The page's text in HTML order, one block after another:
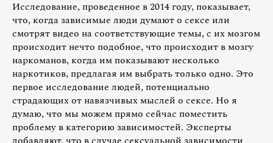
Исследование, проведенное в 2014 году, показывает,
что, когда зависимые люди думают о сексе или
смотрят видео на соответствующие темы, с их мозгом
происходит нечто подобное, что происходит в мозгу
наркоманов, когда им показывают несколько
наркотиков, предлагая им выбрать только одно. Это
первое исследование людей, потенциально
страдающих от навязчивых мыслей о сексе. Но я
думаю, что мы можем прямо сейчас поместить
проблему в категорию зависимостей. Эксперты